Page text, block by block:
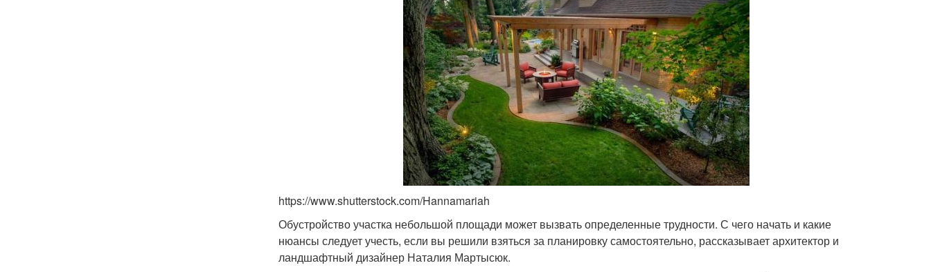
https://www.shutterstock.com/Hannamariah
Обустройство участка небольшой площади может вызвать определенные трудности. С чего начать и какие
нюансы следует учесть, если вы решили взяться за планировку самостоятельно, рассказывает архитектор и
ландшафтный дизайнер Наталия Мартысюк.